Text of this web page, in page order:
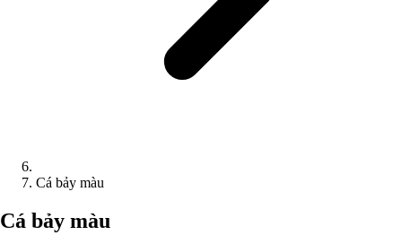
Cá bảy màu
Cá bảy màu